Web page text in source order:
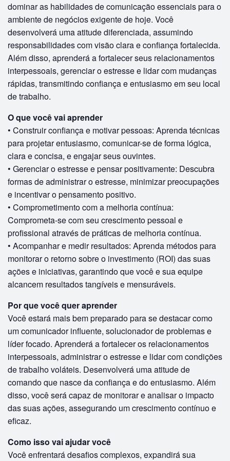
dominar as habilidades de comunicação essenciais para o
ambiente de negócios exigente de hoje. Você
desenvolverá uma atitude diferenciada, assumindo
responsabilidades com visão clara e confiança fortalecida.
Além disso, aprenderá a fortalecer seus relacionamentos
interpessoais, gerenciar o estresse e lidar com mudanças
rápidas, transmitindo confiança e entusiasmo em seu local
de trabalho.
O que você vai aprender
• Construir confiança e motivar pessoas: Aprenda técnicas
para projetar entusiasmo, comunicar-se de forma lógica,
clara e concisa, e engajar seus ouvintes.
• Gerenciar o estresse e pensar positivamente: Descubra
formas de administrar o estresse, minimizar preocupações
e incentivar o pensamento positivo.
• Comprometimento com a melhoria contínua:
Comprometa-se com seu crescimento pessoal e
profissional através de práticas de melhoria contínua.
• Acompanhar e medir resultados: Aprenda métodos para
monitorar o retorno sobre o investimento (ROI) das suas
ações e iniciativas, garantindo que você e sua equipe
alcancem resultados tangíveis e mensuráveis.
Por que você quer aprender
Você estará mais bem preparado para se destacar como
um comunicador influente, solucionador de problemas e
líder focado. Aprenderá a fortalecer os relacionamentos
interpessoais, administrar o estresse e lidar com condições
de trabalho voláteis. Desenvolverá uma atitude de
comando que nasce da confiança e do entusiasmo. Além
disso, você será capaz de monitorar e analisar o impacto
das suas ações, assegurando um crescimento contínuo e
eficaz.
Como isso vai ajudar você
Você enfrentará desafios complexos, expandirá sua